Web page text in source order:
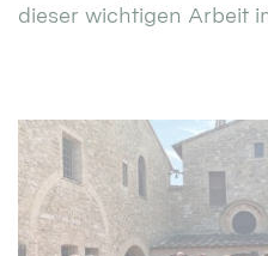
dieser wichtigen Arbeit